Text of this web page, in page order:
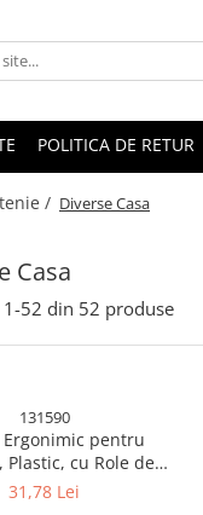
POLITICA DE RETUR
/ Diverse Casa
Casa
1-52 din 52 produse
131590
pentru
Plastic, cu Role de
Talpi, pentru
31,78 Lei